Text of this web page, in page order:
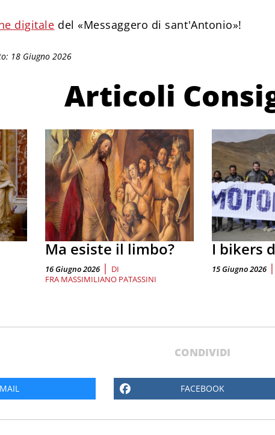
digitale del «Messaggero di sant'Antonio»!
18 Giugno 2026
Articoli
Ma esiste il limbo?
16 Giugno 2026 | DI
FRA MASSIMILIANO PATASSINI
I bikers
15 Giugno 2026 |
CONDIVIDI
FACEBOOK